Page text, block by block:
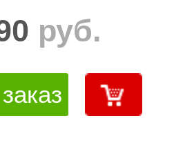
руб.